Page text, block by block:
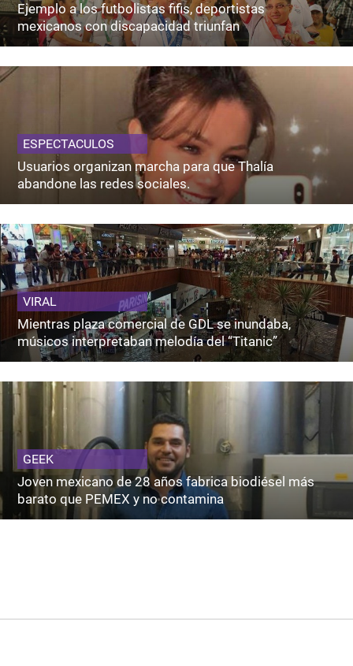
Ejemplo a los futbolistas fifis, deportistas
mexicanos con discapacidad triunfan
ESPECTACULOS
Usuarios organizan marcha para que Thalía
abandone las redes sociales.
VIRAL
Mientras plaza comercial de GDL se inundaba,
músicos interpretaban melodía del “Titanic”
GEEK
Joven mexicano de 28 años fabrica biodiésel más
barato que PEMEX y no contamina